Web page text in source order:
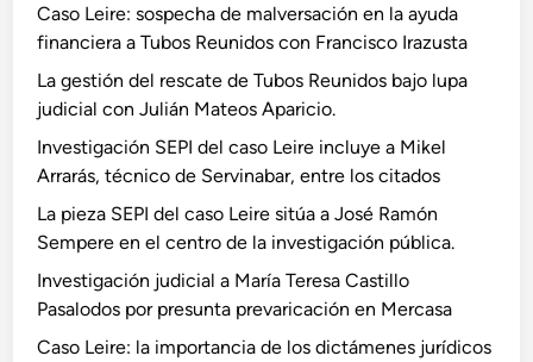
Caso Leire: sospecha de malversación en la ayuda
financiera a Tubos Reunidos con Francisco Irazusta
La gestión del rescate de Tubos Reunidos bajo lupa
judicial con Julián Mateos Aparicio.
Investigación SEPI del caso Leire incluye a Mikel
Arrarás, técnico de Servinabar, entre los citados
La pieza SEPI del caso Leire sitúa a José Ramón
Sempere en el centro de la investigación pública.
Investigación judicial a María Teresa Castillo
Pasalodos por presunta prevaricación en Mercasa
Caso Leire: la importancia de los dictámenes jurídicos